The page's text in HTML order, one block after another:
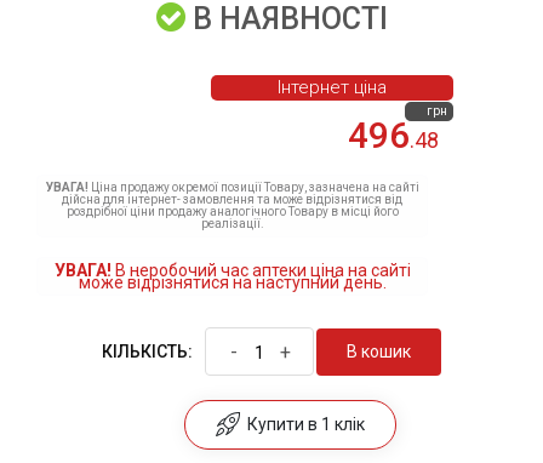
В НАЯВНОСТІ
496.48
грн
Інтернет ціна
УВАГА! Ціна продажу окремої позиції Товару, зазначена на сайті
дійсна для інтернет- замовлення та може відрізнятися від
роздрібної ціни продажу аналогічного Товару в місці його
реалізації.
УВАГА! В неробочий час аптеки ціна на сайті
може відрізнятися на наступний день.
КІЛЬКІСТЬ: - + В кошик
Купити в 1 клік